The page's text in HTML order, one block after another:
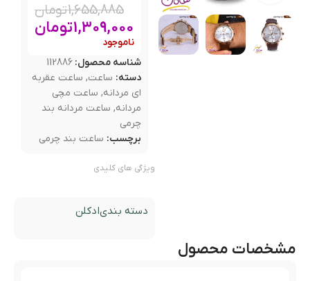
1,655,885تومان
1,309,000تومان
ناموجود
شناسه محصول: 112886
دسته: ساعت, ساعت عقربه
ای مردانه, ساعت مچی
مردانه, ساعت مردانه بند
چرمی
برچسب: ساعت بند چرمی
ویژگی های کلیدی
دسته بندیادکلن
مشخصات محصول